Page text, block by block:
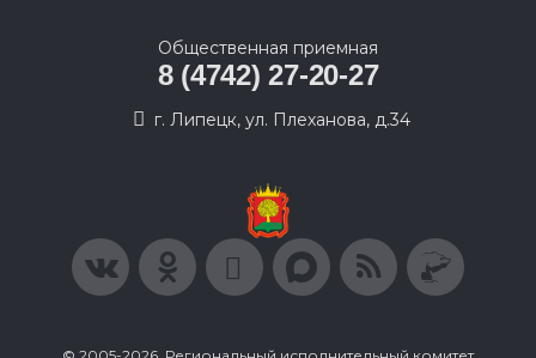
Общественная приемная
8 (4742) 27-20-27
г. Липецк, ул. Плеханова, д.34